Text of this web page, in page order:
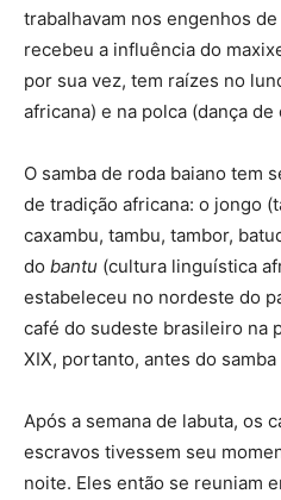
trabalhavam nos engenhos
recebeu a influência do
por sua vez, tem raízes no
africana) e na polca (dança
O samba de roda baiano tem
de tradição africana: o jongo
caxambu, tambu, tambor,
do bantu (cultura linguística
estabeleceu no nordeste do
café do sudeste brasileiro na
XIX, portanto, antes do samba
Após a semana de labuta, os
escravos tivessem seu
noite. Eles então se reuniam